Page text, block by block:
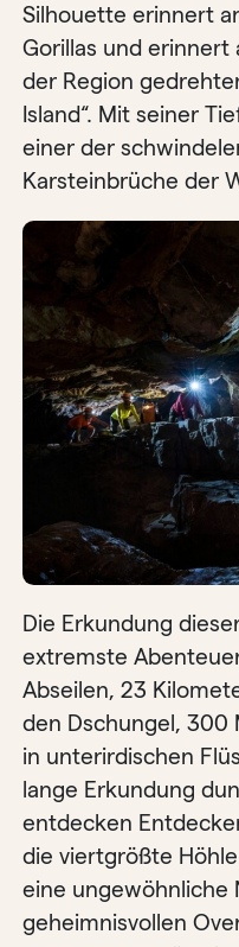
Silhouette erinnert
Gorillas und erinnert
der Region
Island“. Mit seiner
einer der
Karsteinbrüche der
Die Erkundung
extremste
Abseilen, 23
den Dschungel, 300
in unterirdischen
lange Erkundung
entdecken
die viertgrößte
eine ungewöhnliche
geheimnisvollen